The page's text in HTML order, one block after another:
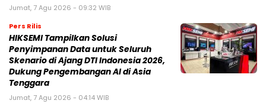
Jumat, 7 Agu 2026 - 09:32 WIB
Pers Rilis
HIKSEMI Tampilkan Solusi
Penyimpanan Data untuk Seluruh
Skenario di Ajang DTI Indonesia 2026,
Dukung Pengembangan AI di Asia
Tenggara
Jumat, 7 Agu 2026 - 04:14 WIB